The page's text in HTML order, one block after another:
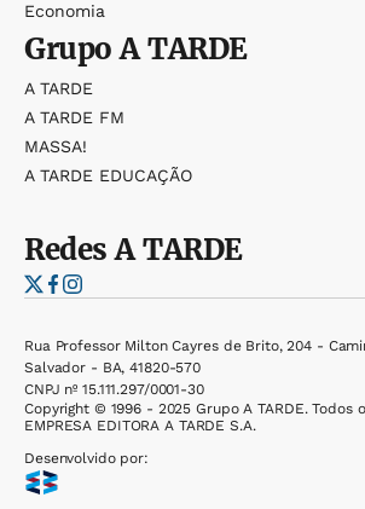
Economia
GrupoA TARDE
A TARDE
A TARDE FM
MASSA!
A TARDE EDUCAÇÃO
RedesA TARDE
Rua Professor Milton Cayres de Brito, 204 -
Salvador - BA, 41820-570
CNPJ nº 15.111.297/0001-30
Copyright © 1996 - 2025 Grupo A TARDE. Todos
EMPRESA EDITORA A TARDE S.A.
Desenvolvido por: